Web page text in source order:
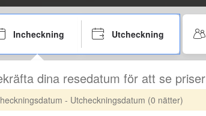
Incheckning Utcheckning
dina resedatum för att se priser
- Utcheckningsdatum (0 nätter)